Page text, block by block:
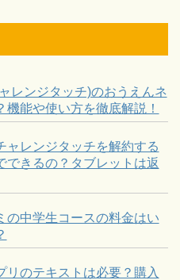
レンジタッチ)のおうえんネ
機能や使い方を徹底解説！
ャレンジタッチを解約する
できるの？タブレットは返
の中学生コースの料金はい
リのテキストは必要？購入